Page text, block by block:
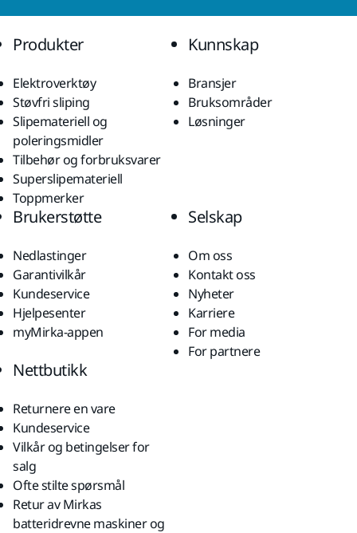
Produkter
Elektroverktøy
Støvfri sliping
Slipemateriell og
poleringsmidler
Tilbehør og forbruksvarer
Superslipemateriell
Toppmerker
Kunnskap
Bransjer
Bruksområder
Løsninger
Brukerstøtte
Nedlastinger
Garantivilkår
Kundeservice
Hjelpesenter
myMirka-appen
Selskap
Om oss
Kontakt oss
Nyheter
Karriere
For media
For partnere
Nettbutikk
Returnere en vare
Kundeservice
Vilkår og betingelser for
salg
Ofte stilte spørsmål
Retur av Mirkas
batteridrevne maskiner og